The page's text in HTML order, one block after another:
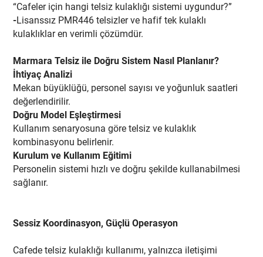
“Cafeler için hangi telsiz kulaklığı sistemi uygundur?”
-Lisanssız PMR446 telsizler ve hafif tek kulaklı
kulaklıklar en verimli çözümdür.
Marmara Telsiz ile Doğru Sistem Nasıl Planlanır?
İhtiyaç Analizi
Mekan büyüklüğü, personel sayısı ve yoğunluk saatleri
değerlendirilir.
Doğru Model Eşleştirmesi
Kullanım senaryosuna göre telsiz ve kulaklık
kombinasyonu belirlenir.
Kurulum ve Kullanım Eğitimi
Personelin sistemi hızlı ve doğru şekilde kullanabilmesi
sağlanır.
Sessiz Koordinasyon, Güçlü Operasyon
Cafede telsiz kulaklığı kullanımı, yalnızca iletişimi